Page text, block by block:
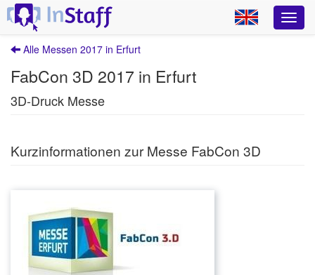
Alle Messen 2017 in Erfurt
FabCon 3D 2017 in Erfurt
3D-Druck Messe
Kurzinformationen zur Messe FabCon 3D